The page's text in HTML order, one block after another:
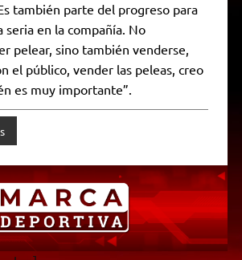
también parte del progreso para
seria en la compañía. No
pelear, sino también venderse,
el público, vender las peleas, creo
es muy importante”.